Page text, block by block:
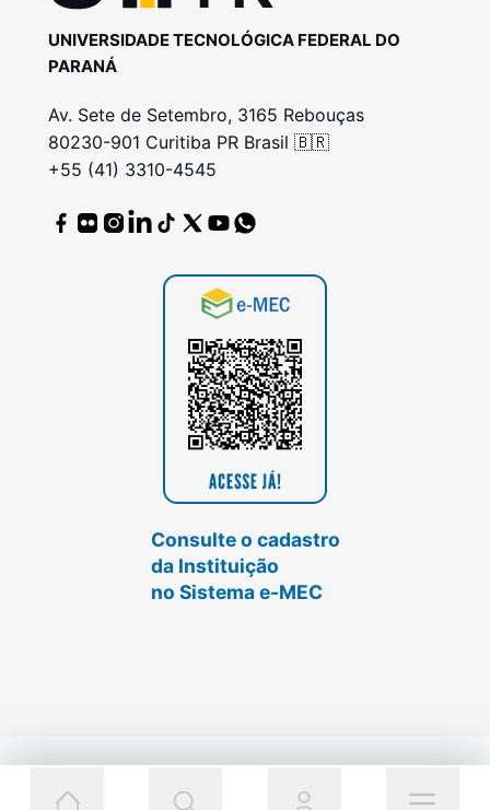
UNIVERSIDADE TECNOLÓGICA FEDERAL DO
PARANÁ
Av. Sete de Setembro, 3165 Rebouças
80230-901 Curitiba PR Brasil 🇧🇷
+55 (41) 3310-4545
Consulte o cadastro
da Instituição
no Sistema e-MEC